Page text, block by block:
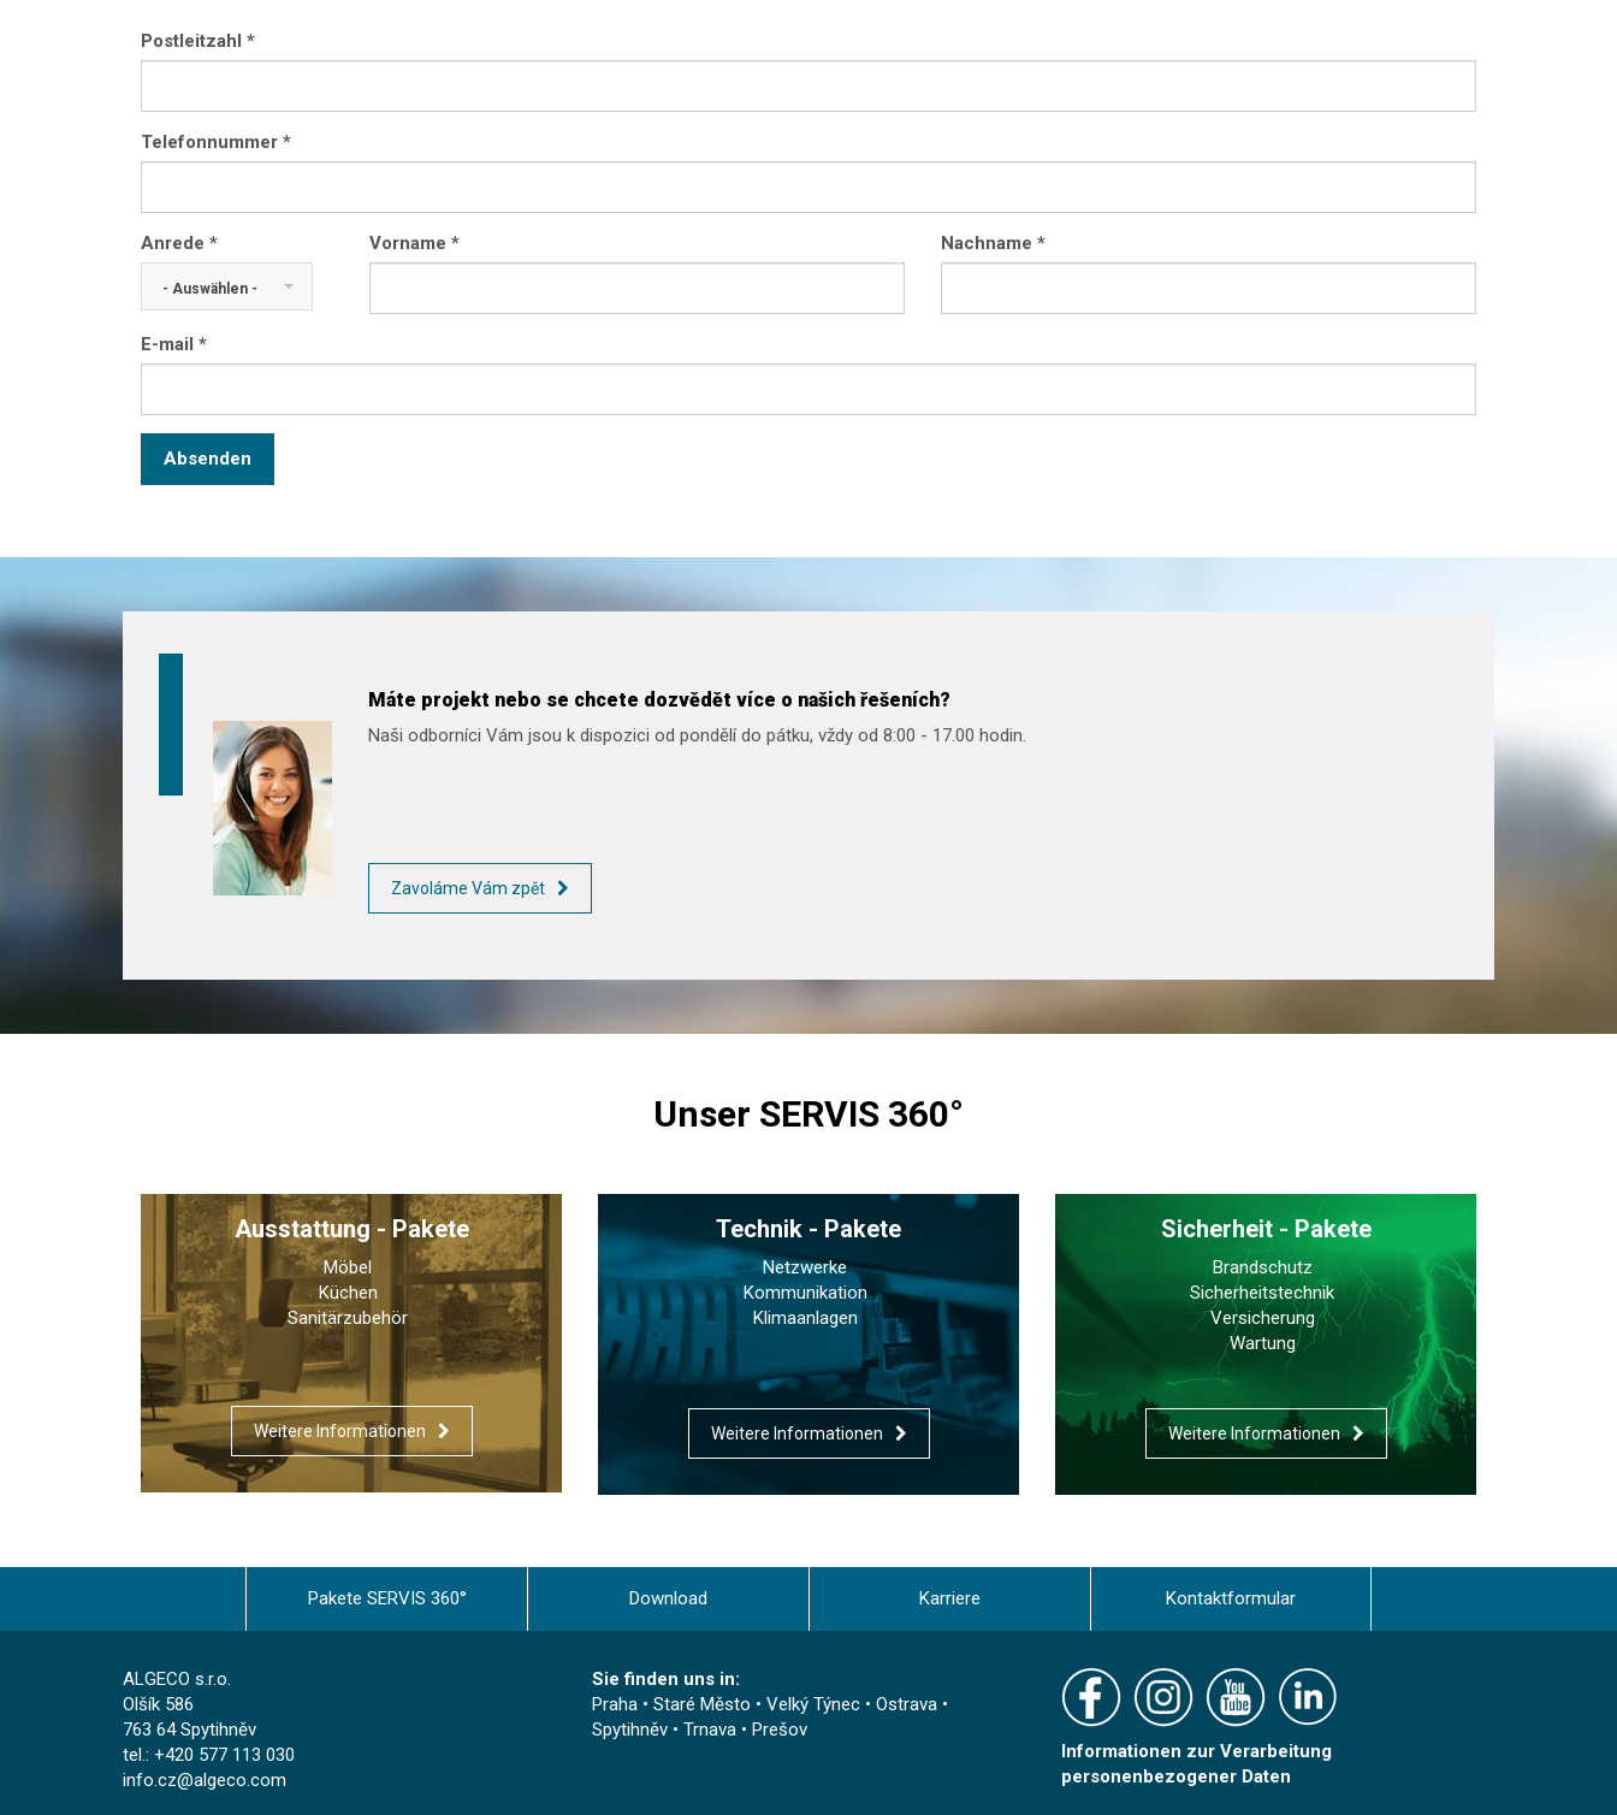
Postleitzahl *
Telefonnummer *
Anrede *
- Auswählen -
Vorname * Nachname *
E-mail *
Absenden
Máte projekt nebo se chcete dozvědět více o našich řešeních?
Naši odborníci Vám jsou k dispozici od pondělí do pátku, vždy od 8:00 - 17.00 hodin.
Zavoláme Vám zpět
Unser SERVIS 360°
Ausstattung - Pakete
Möbel
Küchen
Sanitärzubehör
Weitere Informationen
Technik - Pakete
Netzwerke
Kommunikation
Klimaanlagen
Weitere Informationen
Sicherheit - Pakete
Brandschutz
Sicherheitstechnik
Versicherung
Wartung
Weitere Informationen
Pakete SERVIS 360° Download Karriere Kontaktformular
ALGECO s.r.o.
Olšík 586
763 64 Spytihněv
tel.: +420 577 113 030
info.cz@algeco.com
Sie finden uns in:
Praha • Staré Město • Velký Týnec • Ostrava •
Spytihněv • Trnava • Prešov
Informationen zur Verarbeitung
personenbezogener Daten